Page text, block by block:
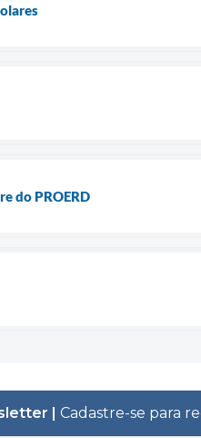
do PROERD
| Cadastre-se para